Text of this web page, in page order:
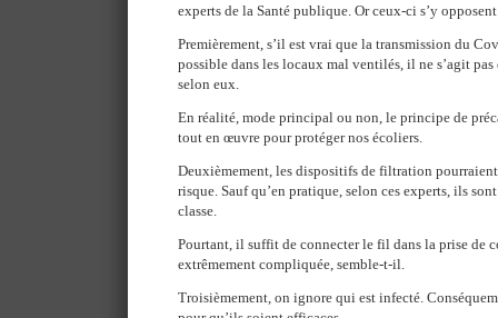
experts de la Santé publique. Or ceux-ci s’y
Premièrement, s’il est vrai que la transmission du
possible dans les locaux mal ventilés, il ne s’agit
selon eux.
En réalité, mode principal ou non, le principe de
tout en œuvre pour protéger nos écoliers.
Deuxièmement, les dispositifs de filtration
risque. Sauf qu’en pratique, selon ces experts, ils
classe.
Pourtant, il suffit de connecter le fil dans la prise de
extrêmement compliquée, semble-t-il.
Troisièmement, on ignore qui est infecté.